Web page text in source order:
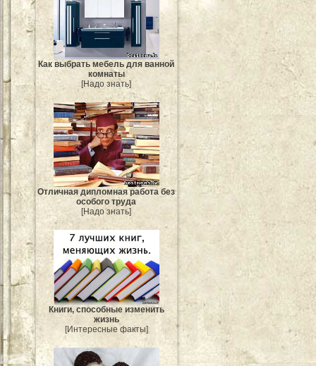
Как выбрать мебель для ванной
комнаты
[Надо знать]
Отличная дипломная работа без
особого труда
[Надо знать]
Книги, способные изменить
жизнь
[Интересные факты]